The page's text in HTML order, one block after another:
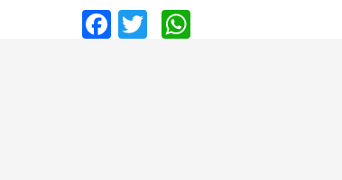
Facebook
Twitter